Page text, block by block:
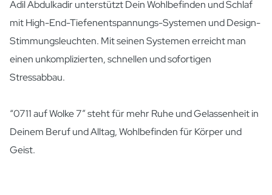
Adil Abdulkadir unterstützt Dein Wohlbefinden und Schlaf
mit High-End-Tiefenentspannungs-Systemen und Design-
Stimmungsleuchten. Mit seinen Systemen erreicht man
einen unkomplizierten, schnellen und sofortigen
Stressabbau.
“0711 auf Wolke 7” steht für mehr Ruhe und Gelassenheit in
Deinem Beruf und Alltag, Wohlbefinden für Körper und
Geist.